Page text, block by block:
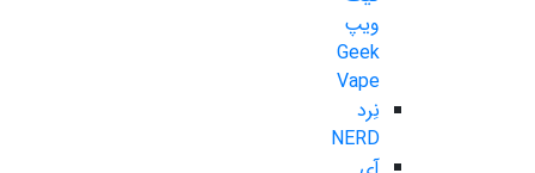
ویپ
Geek
Vape
نِرد
NERD